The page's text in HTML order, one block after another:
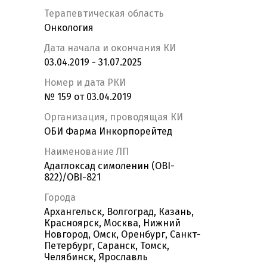
Терапевтическая область
Онкология
Дата начала и окончания КИ
03.04.2019 - 31.07.2025
Номер и дата РКИ
№ 159 от 03.04.2019
Организация, проводящая КИ
ОБИ Фарма Инкорпорейтед
Наименование ЛП
Адаглоксад симоленин (OBI-
822)/OBI-821
Города
Архангельск, Волгоград, Казань,
Красноярск, Москва, Нижний
Новгород, Омск, Оренбург, Санкт-
Петербург, Саранск, Томск,
Челябинск, Ярославль